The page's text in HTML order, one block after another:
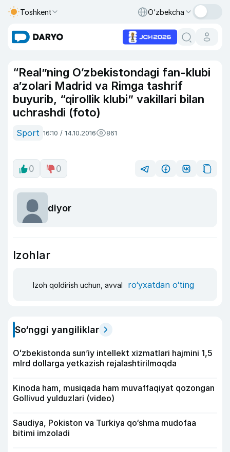
Toshkent O‘zbekcha
“Real”ning O‘zbekistondagi fan-klubi
a’zolari Madrid va Rimga tashrif
buyurib, “qirollik klubi” vakillari bilan
uchrashdi (foto)
Sport 16:10 / 14.10.2016 861
0 0
diyor
Izohlar
Izoh qoldirish uchun, avval ro‘yxatdan o‘ting
So‘nggi yangiliklar
Oʻzbekistonda sunʼiy intellekt xizmatlari hajmini 1,5
mlrd dollarga yetkazish rejalashtirilmoqda
Kinoda ham, musiqada ham muvaffaqiyat qozongan
Gollivud yulduzlari (video)
Saudiya, Pokiston va Turkiya qo‘shma mudofaa
bitimi imzoladi